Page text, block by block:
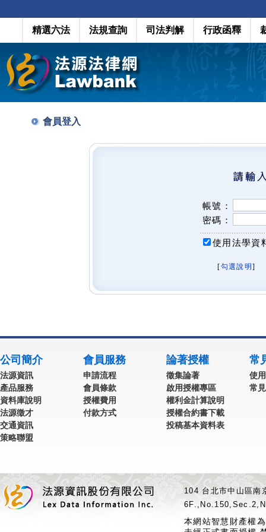
精選六法 法規查詢 司法判解 行政函釋
會員登入
帳號：
密碼：
使用法學資
[勾選說明 ]
公司簡介
法源資訊
產品服務
資料庫說明
法源徵才
交通資訊
策略聯盟
會員服務
申請流程
會員條款
授權費用
付款方式
論著授權
徵集論著
啟用授權專區
權利金計算說明
授權合約書下載
投稿基本資料表
常
使
常
104 台北市中山區
本網站智慧財產權